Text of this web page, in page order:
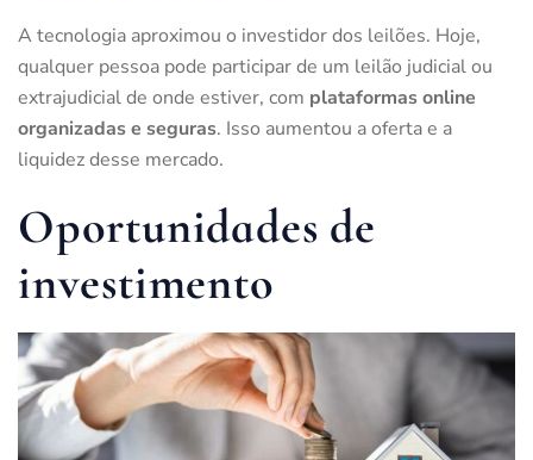
A tecnologia aproximou o investidor dos leilões. Hoje,
qualquer pessoa pode participar de um leilão judicial ou
extrajudicial de onde estiver, com plataformas online
organizadas e seguras. Isso aumentou a oferta e a
liquidez desse mercado.
Oportunidades de
investimento